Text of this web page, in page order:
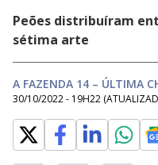
Peões distribuíram
sétima arte
A FAZENDA 14 – ÚLTIMA
30/10/2022 - 19H22